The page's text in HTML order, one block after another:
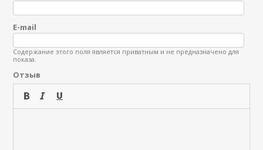
E-mail
Содержание этого поля является приватным и не предназначено для
показа.
Отзыв